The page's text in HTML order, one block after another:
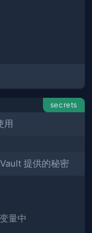
secrets
用
提供的秘密
量中